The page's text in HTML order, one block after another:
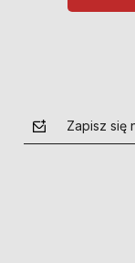
Zapisz się